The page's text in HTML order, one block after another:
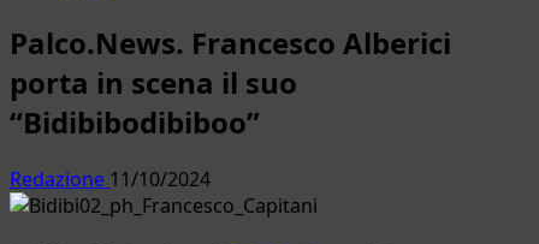
Palco.News. Francesco Alberici
porta in scena il suo
“Bidibibodibiboo”
Redazione 11/10/2024